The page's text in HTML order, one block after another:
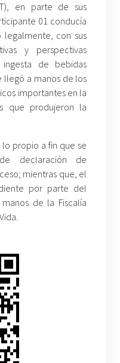
en parte de sus
01 conducía
legalmente, con sus
y perspectivas
de bebidas
llegó a manos de los
importantes en la
que produjeron la
propio a fin que se
declaración de
mientras que, el
por parte del
de la Fiscalía